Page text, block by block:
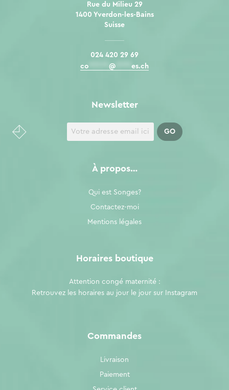
Rue du Milieu 29
1400 Yverdon-les-Bains
Suisse
024 420 29 69
co
@ es.ch
Commandes
Livraison
Paiement
À propos…
Qui est Songes?
Contactez-moi
Mentions légales
Newsletter
Horaires boutique
Attention congé maternité :
Retrouvez les horaires au jour le jour sur
Instagram